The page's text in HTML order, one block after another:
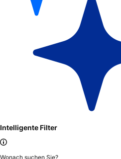
Intelligente Filter
Wonach suchen Sie?